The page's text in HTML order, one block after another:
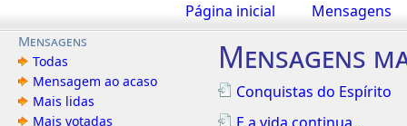
Página inicial Mensagens
Mensagens
Todas
Mensagem ao acaso
Mais lidas
Mais votadas
Mensagens
Conquistas do Espírito